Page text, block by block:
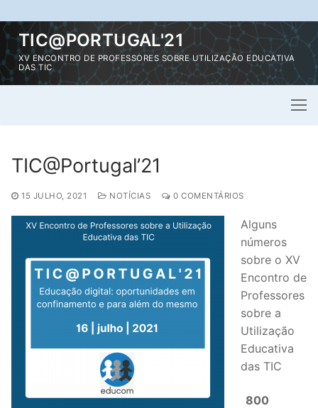
Saltar
para
conteúdo
TIC@PORTUGAL'21
XV ENCONTRO DE PROFESSORES SOBRE UTILIZAÇÃO EDUCATIVA
DAS TIC
TIC@Portugal’21
15 JULHO, 2021 NOTÍCIAS 0 COMENTÁRIOS
Alguns
números
sobre o XV
Encontro de
Professores
sobre a
Utilização
Educativa
das TIC
800